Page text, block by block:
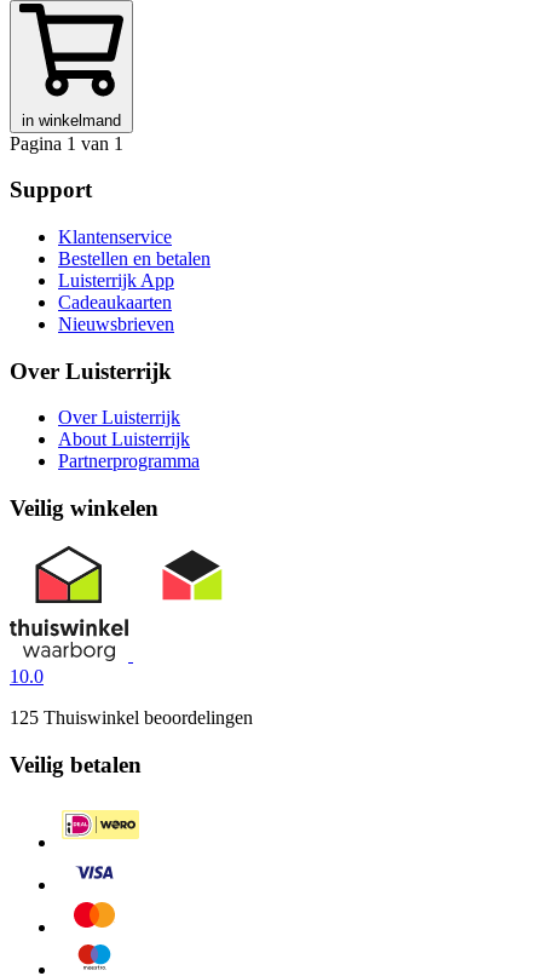
in winkelmand
Pagina 1 van 1
Support
Klantenservice
Bestellen en betalen
Luisterrijk App
Cadeaukaarten
Nieuwsbrieven
Over Luisterrijk
Over Luisterrijk
About Luisterrijk
Partnerprogramma
Veilig winkelen
10.0
125 Thuiswinkel beoordelingen
Veilig betalen